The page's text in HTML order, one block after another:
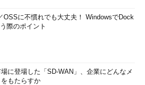
OSSに不慣れでも大丈夫！ WindowsでDock
際のポイント
場に登場した「SD-WAN」、企業にどんなメ
をもたらすか